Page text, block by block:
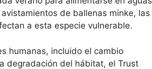
de ballenas minke, las
a esta especie vulnerable.
humanas, incluido el cambio
degradación del hábitat, el Trust